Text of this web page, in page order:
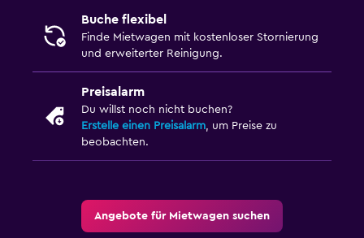
Buche flexibel
Finde Mietwagen mit kostenloser Stornierung
und erweiterter Reinigung.
Preisalarm
Du willst noch nicht buchen?
Erstelle einen Preisalarm, um Preise zu
beobachten.
Angebote für Mietwagen suchen